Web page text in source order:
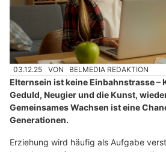
03.12.25 VON BELMEDIA REDAKTION
Elternsein ist keine Einbahnstrasse –
Geduld, Neugier und die Kunst,
Gemeinsames Wachsen ist eine
Generationen.
Erziehung wird häufig als Aufgabe